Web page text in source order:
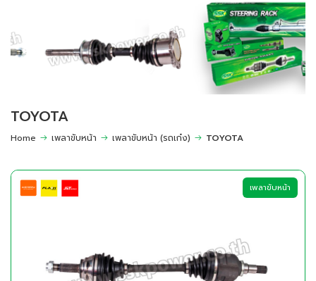
TOYOTA
Home เพลาขับหน้า เพลาขับหน้า (รถเก๋ง) TOYOTA
เพลาขับหน้า